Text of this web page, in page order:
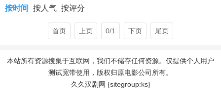
按时间 按人气 按评分
首页 上页 0/1 下页 尾页
本站所有资源搜集于互联网，我们不储存任何资源。仅提供个人用户
测试宽带使用，版权归原电影公司所有。
久久汉剧网 {sitegroup:ks}